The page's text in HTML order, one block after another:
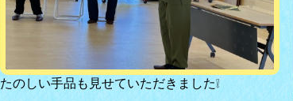
たのしい手品も見せていただきました❕